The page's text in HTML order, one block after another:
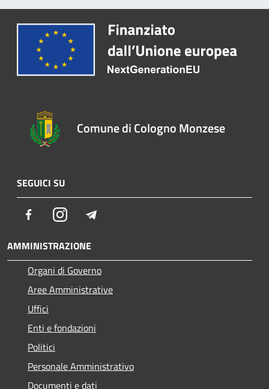
Comune di Cologno Monzese
SEGUICI SU
FacebookInstagram
AMMINISTRAZIONE
Organi di Governo
Aree Amministrative
Uffici
Enti e fondazioni
Politici
Personale Amministrativo
Documenti e dati